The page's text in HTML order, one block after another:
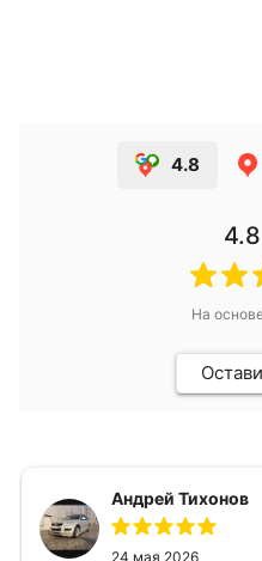
4.8
4.8
На
Андрей Тихонов
24 мая 2026